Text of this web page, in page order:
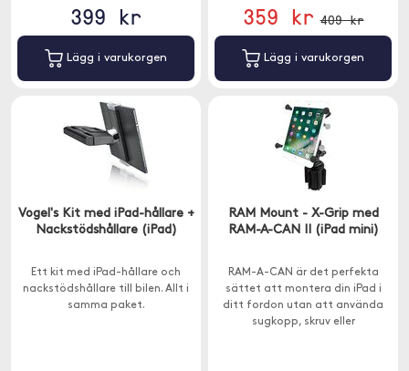
399 kr
Lägg i varukorgen
359 kr 409 kr
Lägg i varukorgen
Vogel's Kit med iPad-hållare +
Nackstödshållare (iPad)
Ett kit med iPad-hållare och
nackstödshållare till bilen. Allt i
samma paket.
RAM Mount - X-Grip med
RAM-A-CAN II (iPad mini)
RAM-A-CAN är det perfekta
sättet att montera din iPad i
ditt fordon utan att använda
sugkopp, skruv eller